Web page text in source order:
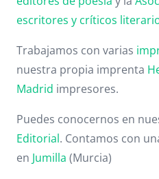
escritores y críticos
Trabajamos con varias
nuestra propia imprenta
Madrid impresores.
Puedes conocernos en
Editorial. Contamos con
en Jumilla (Murcia)